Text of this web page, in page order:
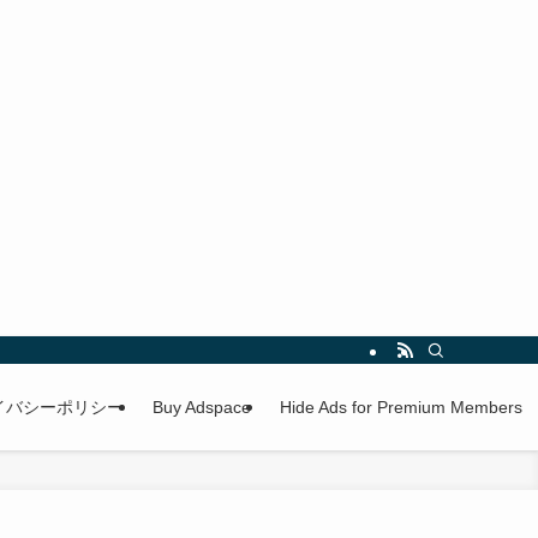
バシーポリシー Buy Adspace Hide Ads for Premium Members